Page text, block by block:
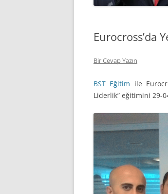
Eurocross’da
Bir Cevap Yazın
BST Eğitim ile
Liderlik” eğitimini 29-